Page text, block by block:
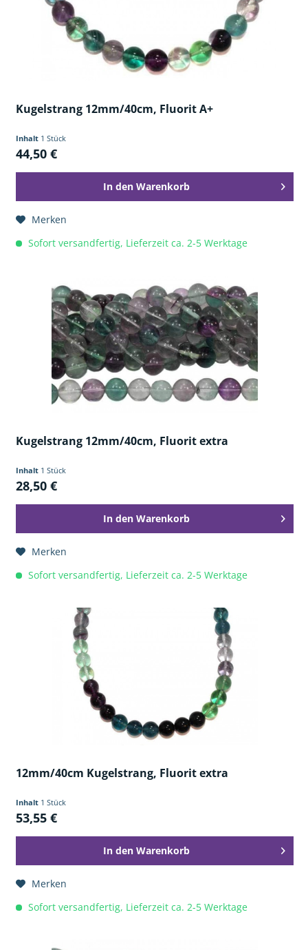
Kugelstrang 12mm/40cm, Fluorit A+
Inhalt 1 Stück
44,50 €
In den Warenkorb
Merken
Sofort versandfertig, Lieferzeit ca. 2-5 Werktage
Kugelstrang 12mm/40cm, Fluorit extra
Inhalt 1 Stück
28,50 €
In den Warenkorb
Merken
Sofort versandfertig, Lieferzeit ca. 2-5 Werktage
12mm/40cm Kugelstrang, Fluorit extra
Inhalt 1 Stück
53,55 €
In den Warenkorb
Merken
Sofort versandfertig, Lieferzeit ca. 2-5 Werktage